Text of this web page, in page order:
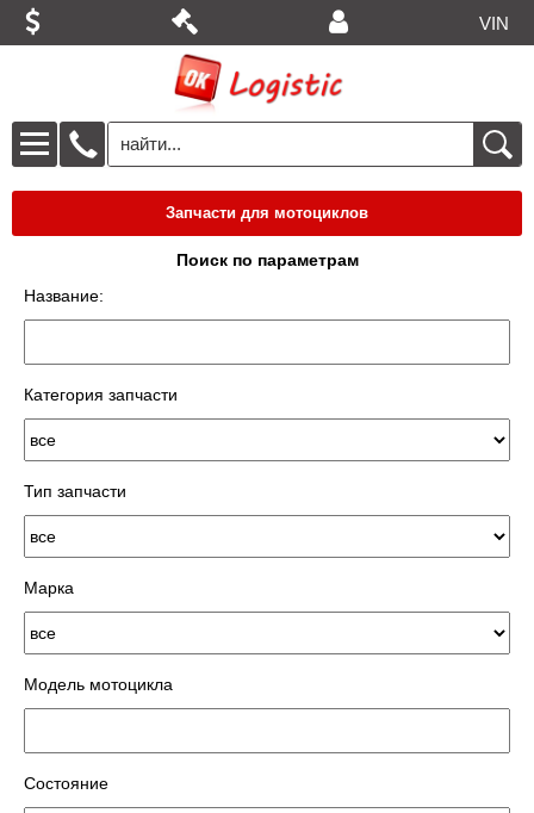
VIN
Запчасти для мотоциклов
Поиск по параметрам
Название:
Категория запчасти
Тип запчасти
Марка
Модель мотоцикла
Состояние